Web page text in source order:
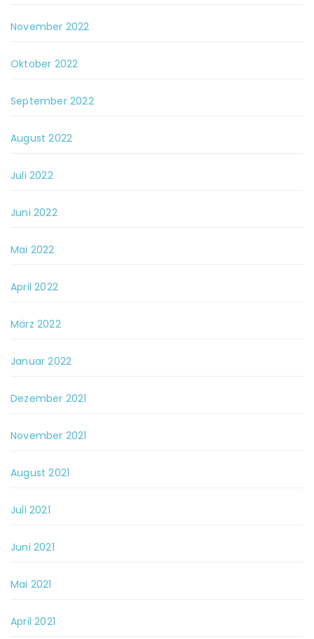
November 2022
Oktober 2022
September 2022
August 2022
Juli 2022
Juni 2022
Mai 2022
April 2022
März 2022
Januar 2022
Dezember 2021
November 2021
August 2021
Juli 2021
Juni 2021
Mai 2021
April 2021